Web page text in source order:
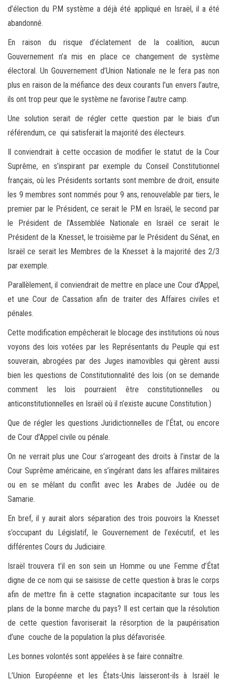
d’élection du P.M système a déjà été appliqué en Israël, il a été
abandonné.
En raison du risque d’éclatement de la coalition, aucun
Gouvernement n’a mis en place ce changement de système
électoral. Un Gouvernement d’Union Nationale ne le fera pas non
plus en raison de la méfiance des deux courants l’un envers l’autre,
ils ont trop peur que le système ne favorise l’autre camp.
Une solution serait de régler cette question par le biais d’un
référendum, ce qui satisferait la majorité des électeurs.
Il conviendrait à cette occasion de modifier le statut de la Cour
Suprême, en s’inspirant par exemple du Conseil Constitutionnel
français, où les Présidents sortants sont membre de droit, ensuite
les 9 membres sont nommés pour 9 ans, renouvelable par tiers, le
premier par le Président, ce serait le P.M en Israël, le second par
le Président de l’Assemblée Nationale en Israël ce serait le
Président de la Knesset, le troisième par le Président du Sénat, en
Israël ce serait les Membres de la Knesset à la majorité des 2/3
par exemple.
Parallèlement, il conviendrait de mettre en place une Cour d’Appel,
et une Cour de Cassation afin de traiter des Affaires civiles et
pénales.
Cette modification empêcherait le blocage des institutions où nous
voyons des lois votées par les Représentants du Peuple qui est
souverain, abrogées par des Juges inamovibles qui gèrent aussi
bien les questions de Constitutionnalité des lois (on se demande
comment les lois pourraient être constitutionnelles ou
anticonstitutionnelles en Israël où il n’existe aucune Constitution.)
Que de régler les questions Juridictionnelles de l’État, ou encore
de Cour d’Appel civile ou pénale.
On ne verrait plus une Cour s’arrogeant des droits à l’instar de la
Cour Suprême américaine, en s’ingérant dans les affaires militaires
ou en se mêlant du conflit avec les Arabes de Judée ou de
Samarie.
En bref, il y aurait alors séparation des trois pouvoirs la Knesset
s’occupant du Législatif, le Gouvernement de l’exécutif, et les
différentes Cours du Judiciaire.
Israël trouvera t’il en son sein un Homme ou une Femme d’État
digne de ce nom qui se saisisse de cette question à bras le corps
afin de mettre fin à cette stagnation incapacitante sur tous les
plans de la bonne marche du pays? Il est certain que la résolution
de cette question favoriserait la résorption de la paupérisation
d’une couche de la population la plus défavorisée.
Les bonnes volontés sont appelées à se faire connaître.
L’Union Européenne et les États-Unis laisseront-ils à Israël le